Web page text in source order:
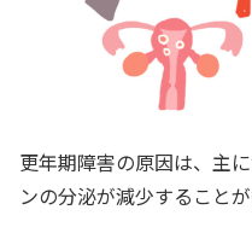
更年期障害の原因は、主
ンの分泌が減少することが